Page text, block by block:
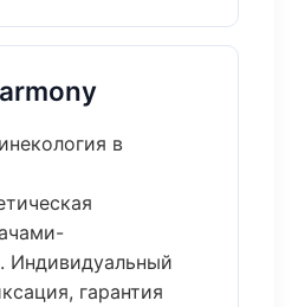
в
Индивидуальный
гарантия